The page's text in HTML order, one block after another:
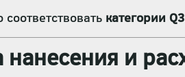
категории Q3
и